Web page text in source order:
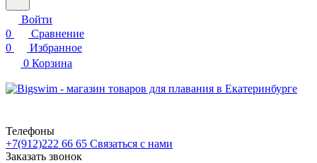
Войти
0
Сравнение
0
Избранное
0 Корзина
Телефоны
+7(912)222 66 65 Связаться с нами
Заказать звонок